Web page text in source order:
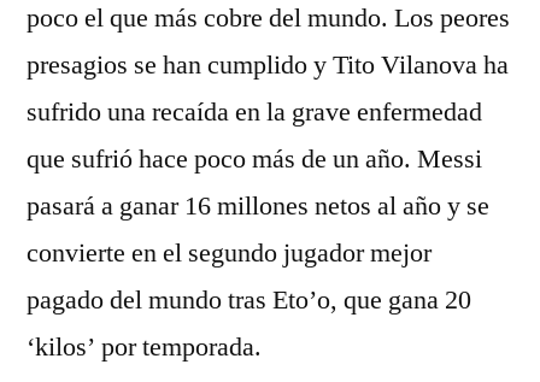
poco el que más cobre del mundo. Los peores
presagios se han cumplido y Tito Vilanova ha
sufrido una recaída en la grave enfermedad
que sufrió hace poco más de un año. Messi
pasará a ganar 16 millones netos al año y se
convierte en el segundo jugador mejor
pagado del mundo tras Eto’o, que gana 20
‘kilos’ por temporada.